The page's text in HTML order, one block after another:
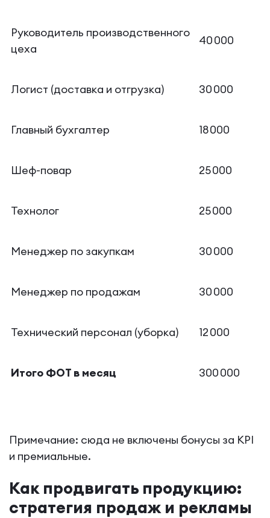
Руководитель производственного
цеха
40 000
Логист (доставка и отгрузка) 30 000
Главный бухгалтер 18 000
Шеф-повар 25 000
Технолог 25 000
Менеджер по закупкам 30 000
Менеджер по продажам 30 000
Технический персонал (уборка) 12 000
Итого ФОТ в месяц 300 000
Примечание: сюда не включены бонусы за KPI
и премиальные.
Как продвигать продукцию:
стратегия продаж и рекламы